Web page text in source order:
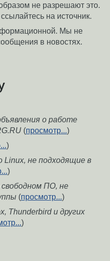
не разрешают это.
на источник.
Мы не
в новостях.
о работе
(просмотр...)
)
Linux, не подходящие в
)
ПО, не
(просмотр...)
Thunderbird и других
)